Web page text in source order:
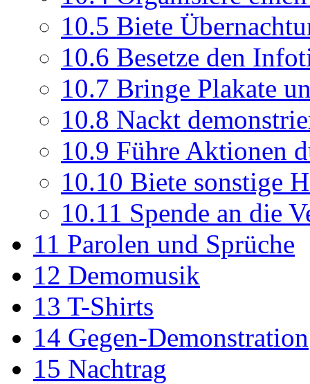
10.5 Biete
10.6 Besetze den
10.7 Bringe Plakate
10.8 Nackt
10.9 Führe Aktionen
10.10 Biete sonstige
10.11 Spende an die
11 Parolen und Sprüche
12 Demomusik
13 T-Shirts
14 Gegen-Demonstration
15 Nachtrag